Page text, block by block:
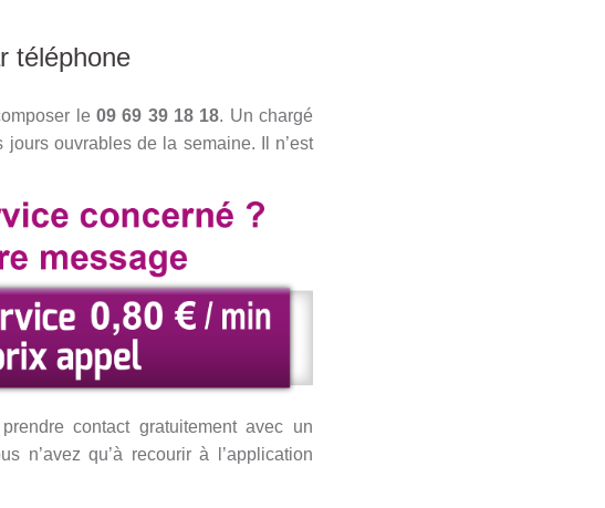
téléphone
le 09 69 39 18 18. Un chargé
ouvrables de la semaine. Il n’est
contact gratuitement avec un
n’avez qu’à recourir à l’application